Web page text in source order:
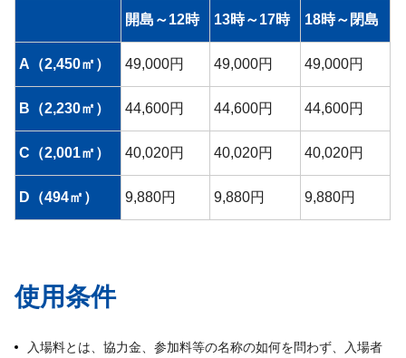
開島～12時 13時～17時 18時～閉島
A（2,450㎡） 49,000円 49,000円 49,000円
B（2,230㎡） 44,600円 44,600円 44,600円
C（2,001㎡） 40,020円 40,020円 40,020円
D（494㎡） 9,880円 9,880円 9,880円
使用条件
入場料とは、協力金、参加料等の名称の如何を問わず、入場者